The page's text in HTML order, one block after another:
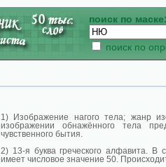
поиск по маске:
поиск по
1) Изображение нагого тела; жанр
изображении обнажённого тела
чувственного бытия.
2) 13-я буква греческого алфавита. В
имеет числовое значение 50.